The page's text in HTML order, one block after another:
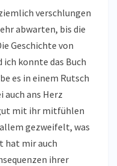
verschlungen
abwarten, bis die
Geschichte von
ich konnte das Buch
es in einem Rutsch
auch ans Herz
mit ihr mitfühlen
gezweifelt, was
hat mir auch
ihrer